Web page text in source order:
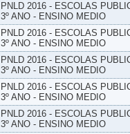
PNLD 2016 - ESCOLAS
3º ANO - ENSINO MEDIO
PNLD 2016 - ESCOLAS
3º ANO - ENSINO MEDIO
PNLD 2016 - ESCOLAS
3º ANO - ENSINO MEDIO
PNLD 2016 - ESCOLAS
3º ANO - ENSINO MEDIO
PNLD 2016 - ESCOLAS
3º ANO - ENSINO MEDIO